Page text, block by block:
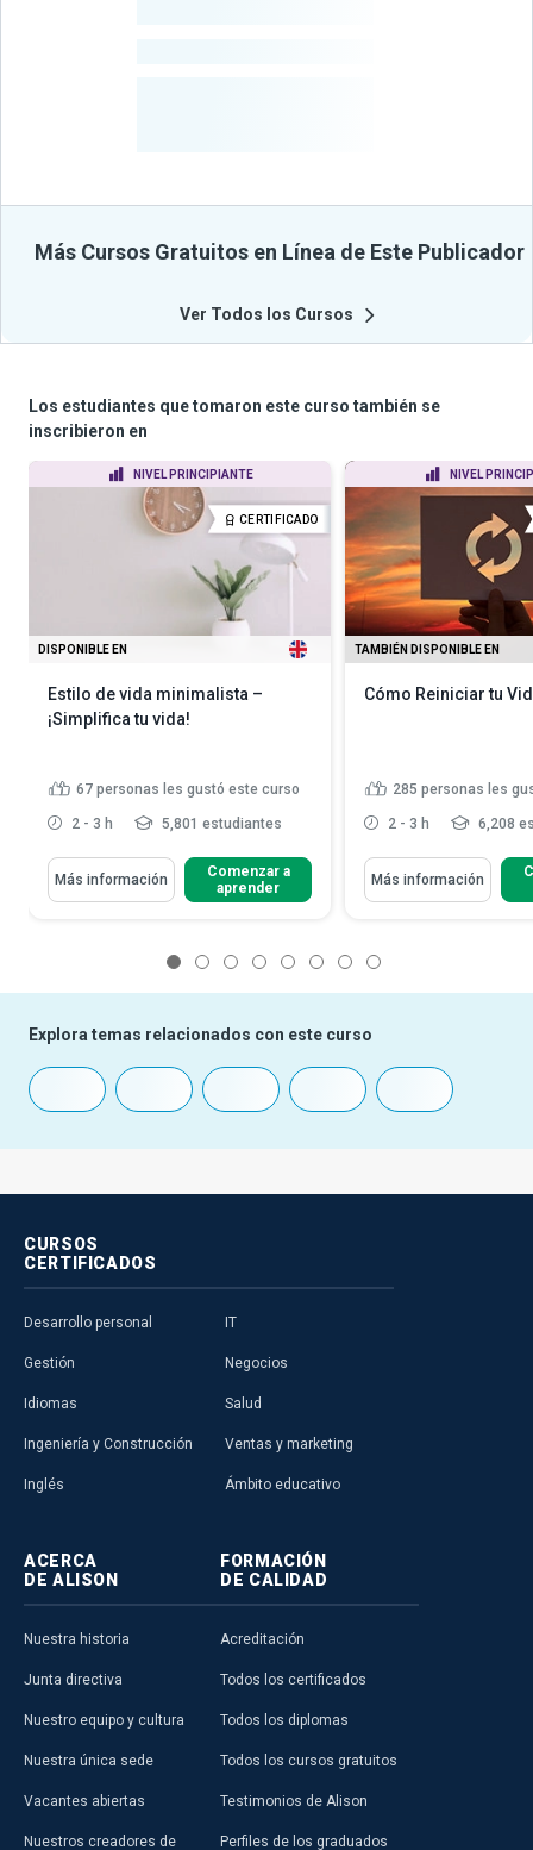
Más Cursos Gratuitos en Línea de Este Publicador
Ver Todos los Cursos
Los estudiantes que tomaron este curso también se
inscribieron en
NIVEL PRINCIPIANTE
CERTIFICADO
DISPONIBLE EN
Estilo de vida minimalista –
¡Simplifica tu vida!
67 personas les gustó este curso
2 - 3 h 5,801 estudiantes
Más información
Comenzar a
aprender
NIVEL
TAMBIÉN DISPONIBLE EN
Cómo Reiniciar tu
285 personas les
2 - 3 h 6,208
Más información
Explora temas relacionados con este curso
CURSOS
CERTIFICADOS
Desarrollo personal
Gestión
Idiomas
Ingeniería y Construcción
Inglés
IT
Negocios
Salud
Ventas y marketing
Ámbito educativo
ACERCA
DE ALISON
Nuestra historia
Junta directiva
Nuestro equipo y cultura
Nuestra única sede
Vacantes abiertas
Nuestros creadores de
FORMACIÓN
DE CALIDAD
Acreditación
Todos los certificados
Todos los diplomas
Todos los cursos gratuitos
Testimonios de Alison
Perfiles de los graduados